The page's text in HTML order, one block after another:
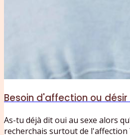
Besoin d'affection ou désir
As-tu déjà dit oui au sexe alors
recherchais surtout de l'affection